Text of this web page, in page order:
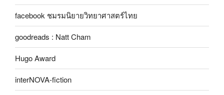
facebook ชมรมนิยายวิทยาศาสตร์ไทย
goodreads : Natt Cham
Hugo Award
interNOVA-fiction